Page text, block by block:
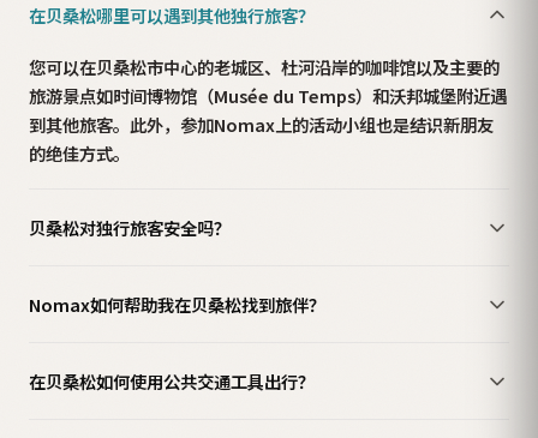
在贝桑松哪里可以遇到其他独行旅客？
您可以在贝桑松市中心的老城区、杜河沿岸的咖啡馆以及主要的
旅游景点如时间博物馆（Musée du Temps）和沃邦城堡附近遇
到其他旅客。此外，参加Nomax上的活动小组也是结识新朋友
的绝佳方式。
贝桑松对独行旅客安全吗？
Nomax如何帮助我在贝桑松找到旅伴？
在贝桑松如何使用公共交通工具出行？